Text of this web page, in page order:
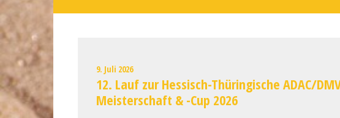
9. Juli 2026
12. Lauf zur Hessisch-Thüringische ADAC/
Meisterschaft & -Cup 2026